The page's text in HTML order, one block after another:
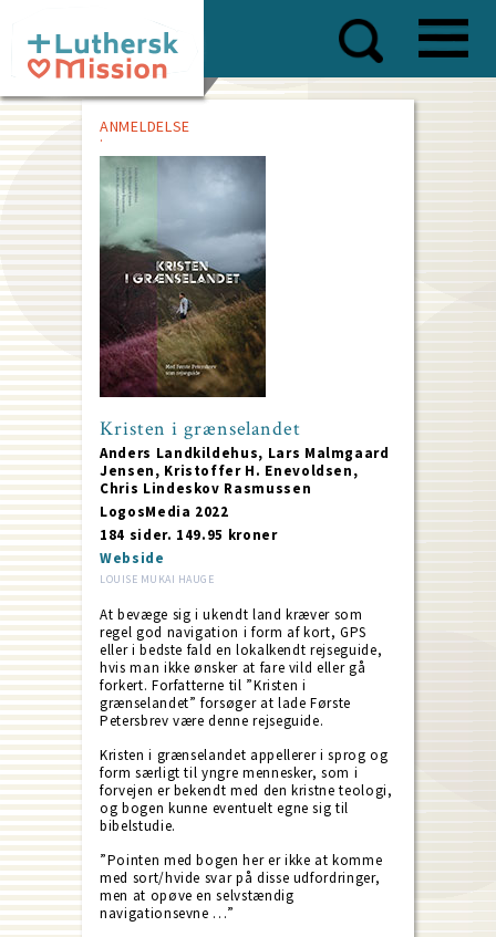
main
content
ANMELDELSE
Kristen i grænselandet
Anders Landkildehus, Lars Malmgaard
Jensen, Kristoffer H. Enevoldsen,
Chris Lindeskov Rasmussen
LogosMedia 2022
184 sider. 149.95 kroner
Webside
LOUISE MUKAI HAUGE
At bevæge sig i ukendt land kræver som
regel god navigation i form af kort, GPS
eller i bedste fald en lokalkendt rejseguide,
hvis man ikke ønsker at fare vild eller gå
forkert. Forfatterne til ”Kristen i
grænselandet” forsøger at lade Første
Petersbrev være denne rejseguide.
Kristen i grænselandet appellerer i sprog og
form særligt til yngre mennesker, som i
forvejen er bekendt med den kristne teologi,
og bogen kunne eventuelt egne sig til
bibelstudie.
”Pointen med bogen her er ikke at komme
med sort/hvide svar på disse udfordringer,
men at opøve en selvstændig
navigationsevne …”